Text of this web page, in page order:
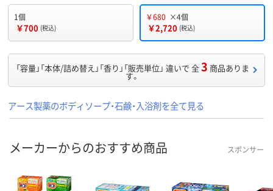
1個
￥700 (税込)
￥680 ×4個
￥2,720 (税込)
「容量」「本体/詰め替え」「香り」「販売単位」 違いで 全3 商品ありま
す。
アース製薬のボディソープ・石鹸・入浴剤を全て見る
メーカーからのおすすめ商品 スポンサー